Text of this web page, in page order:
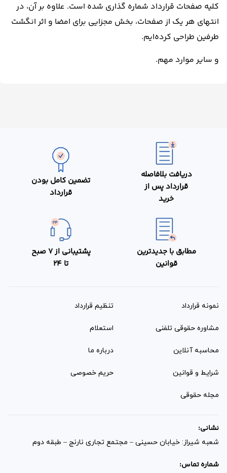
کلیه صفحات قرارداد شماره گذاری شده است. علاوه بر آن، در
انتهای هر یک از صفحات، بخش مجزایی برای امضا و اثر انگشت
طرفین طراحی کرده‌ایم.
و سایر موارد مهم.
دریافت بلافاصله
قرارداد پس از
خرید
تضمین کامل بودن
قرارداد
مطابق با جدیدترین
قوانین
پشتیبانی از 7 صبح
تا 24
نمونه قرارداد‌ تنظیم قرارداد
مشاوره حقوقی تلفنی استعلام
محاسبه آنلاین درباره ما
شرایط و قوانین حریم خصوصی
مجله حقوقی
نشانی:
شعبه شیراز: خیابان حسینی – مجتمع تجاری نارنج – طبقه دوم
شماره تماس: